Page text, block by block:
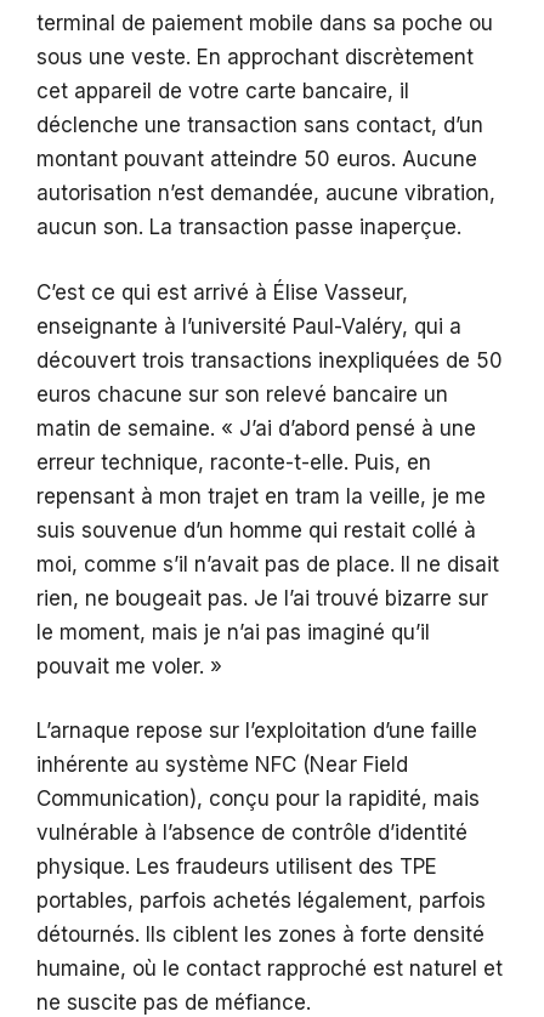
terminal de paiement mobile dans sa poche ou
sous une veste. En approchant discrètement
cet appareil de votre carte bancaire, il
déclenche une transaction sans contact, d’un
montant pouvant atteindre 50 euros. Aucune
autorisation n’est demandée, aucune vibration,
aucun son. La transaction passe inaperçue.
C’est ce qui est arrivé à Élise Vasseur,
enseignante à l’université Paul-Valéry, qui a
découvert trois transactions inexpliquées de 50
euros chacune sur son relevé bancaire un
matin de semaine. « J’ai d’abord pensé à une
erreur technique, raconte-t-elle. Puis, en
repensant à mon trajet en tram la veille, je me
suis souvenue d’un homme qui restait collé à
moi, comme s’il n’avait pas de place. Il ne disait
rien, ne bougeait pas. Je l’ai trouvé bizarre sur
le moment, mais je n’ai pas imaginé qu’il
pouvait me voler. »
L’arnaque repose sur l’exploitation d’une faille
inhérente au système NFC (Near Field
Communication), conçu pour la rapidité, mais
vulnérable à l’absence de contrôle d’identité
physique. Les fraudeurs utilisent des TPE
portables, parfois achetés légalement, parfois
détournés. Ils ciblent les zones à forte densité
humaine, où le contact rapproché est naturel et
ne suscite pas de méfiance.